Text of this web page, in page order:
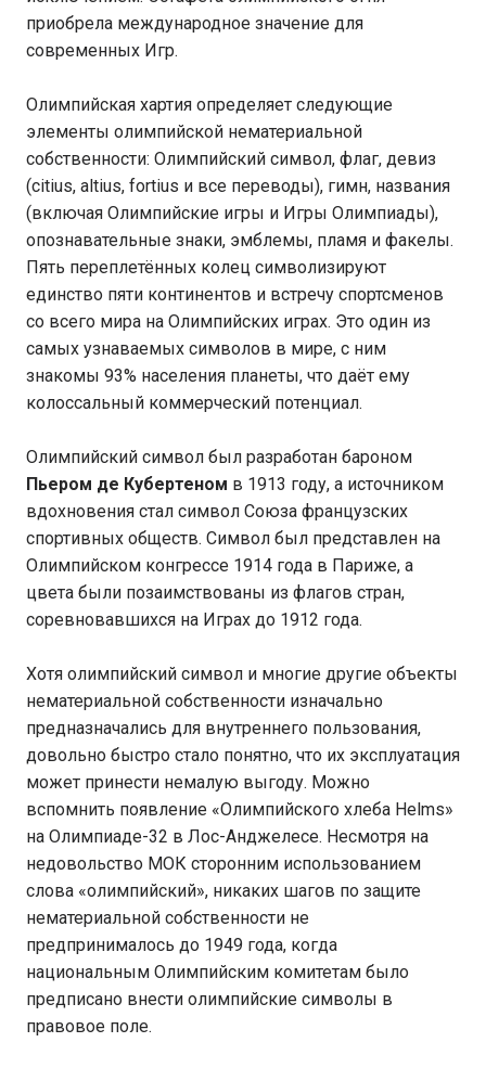
приобрела международное значение для
современных Игр.
Олимпийская хартия определяет следующие
элементы олимпийской нематериальной
собственности: Олимпийский символ, флаг, девиз
(citius, altius, fortius и все переводы), гимн, названия
(включая Олимпийские игры и Игры Олимпиады),
опознавательные знаки, эмблемы, пламя и факелы.
Пять переплетённых колец символизируют
единство пяти континентов и встречу спортсменов
со всего мира на Олимпийских играх. Это один из
самых узнаваемых символов в мире, с ним
знакомы 93% населения планеты, что даёт ему
колоссальный коммерческий потенциал.
Олимпийский символ был разработан бароном
Пьером де Кубертеном в 1913 году, а источником
вдохновения стал символ Союза французских
спортивных обществ. Символ был представлен на
Олимпийском конгрессе 1914 года в Париже, а
цвета были позаимствованы из флагов стран,
соревновавшихся на Играх до 1912 года.
Хотя олимпийский символ и многие другие объекты
нематериальной собственности изначально
предназначались для внутреннего пользования,
довольно быстро стало понятно, что их эксплуатация
может принести немалую выгоду. Можно
вспомнить появление «Олимпийского хлеба Helms»
на Олимпиаде-32 в Лос-Анджелесе. Несмотря на
недовольство МОК сторонним использованием
слова «олимпийский», никаких шагов по защите
нематериальной собственности не
предпринималось до 1949 года, когда
национальным Олимпийским комитетам было
предписано внести олимпийские символы в
правовое поле.